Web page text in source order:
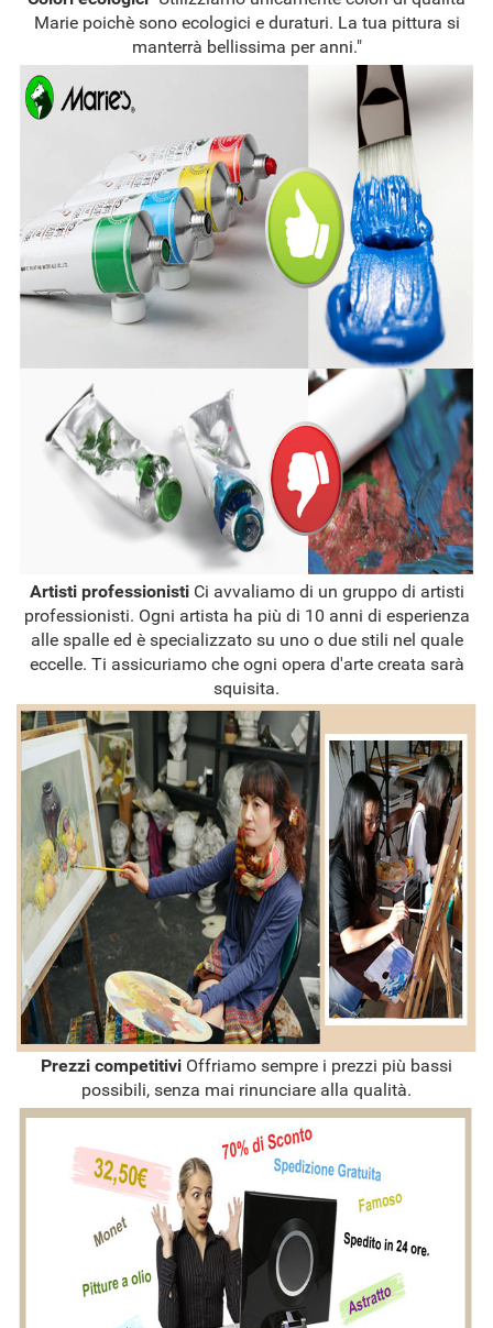
Marie poichè sono ecologici e duraturi. La tua pittura si
manterrà bellissima per anni."
Artisti professionisti Ci avvaliamo di un gruppo di artisti
professionisti. Ogni artista ha più di 10 anni di esperienza
alle spalle ed è specializzato su uno o due stili nel quale
eccelle. Ti assicuriamo che ogni opera d'arte creata sarà
squisita.
Prezzi competitivi Offriamo sempre i prezzi più bassi
possibili, senza mai rinunciare alla qualità.